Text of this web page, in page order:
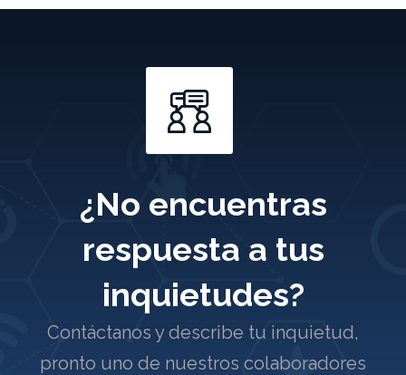
¿No encuentras
respuesta a tus
inquietudes?
Contáctanos y describe tu inquietud,
pronto uno de nuestros colaboradores